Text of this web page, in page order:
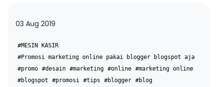
03 Aug 2019
#MESIN KASIR
#Promosi marketing online pakai blogger blogspot aja
#promo #desain #marketing #online #marketing online
#blogspot
#promosi #tips #blogger #blog